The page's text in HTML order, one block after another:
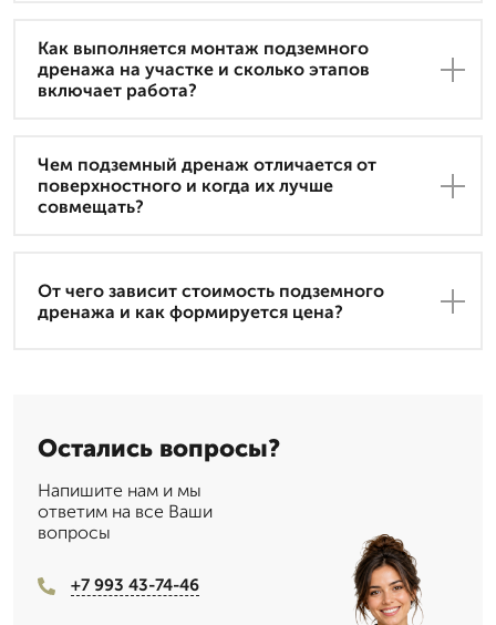
Как выполняется монтаж подземного
дренажа на участке и сколько этапов
включает работа?
Чем подземный дренаж отличается от
поверхностного и когда их лучше
совмещать?
От чего зависит стоимость подземного
дренажа и как формируется цена?
Остались вопросы?
Напишите нам и мы
ответим на все Ваши
вопросы
+7 993 43-74-46